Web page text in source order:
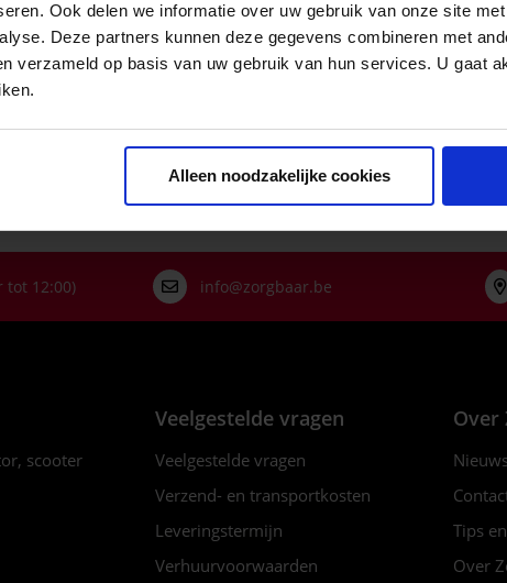
Ook delen we informatie over uw gebruik van onze site
Deze partners kunnen deze gegevens combineren met
verzameld op basis van uw gebruik van hun services. U gaat
Alleen noodzakelijke cookies
Omschrijving
Body in 50/50
tot 12:00) info@zorgbaar.be
scooter
Veelgestelde vragen
Veelgestelde vragen
Verzend- en transportkosten
Leveringstermijn
Verhuurvoorwaarden
Over
Tips
Over